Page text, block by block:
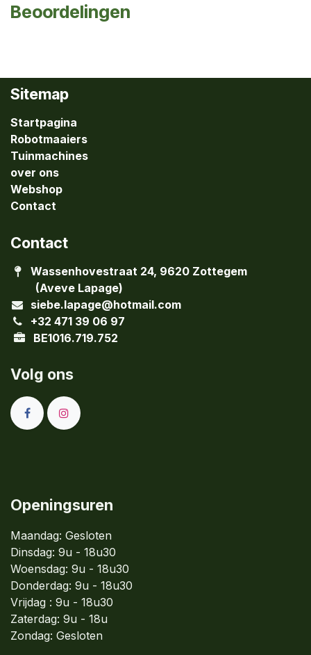
Beoordelingen
Sitemap
Startpagina
Robotmaaiers
Tuinmachines
over ons
Webshop
Contact
Contact
Wassenhovestraat 24, 9620 Zottegem
(Aveve Lapage)
siebe.lapage@hotmail.com
+32 471 39 06 97
BE1016.719.752
Volg ons
Openingsuren
Maandag: Gesloten
Dinsdag: 9u - 18u30
Woensdag: 9u - 18u30
Donderdag: 9u - 18u30
Vrijdag : 9u - 18u30
Zaterdag: 9u - 18u
Zondag: Gesloten